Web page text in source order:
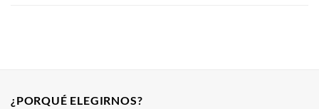
¿PORQUÉ ELEGIRNOS?